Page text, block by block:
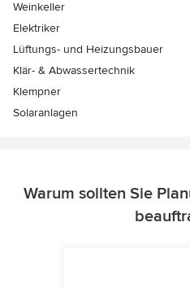
Weinkeller
Elektriker
Lüftungs- und Heizungsbauer
Klär- & Abwassertechnik
Klempner
Solaranlagen
Warum sollten Sie